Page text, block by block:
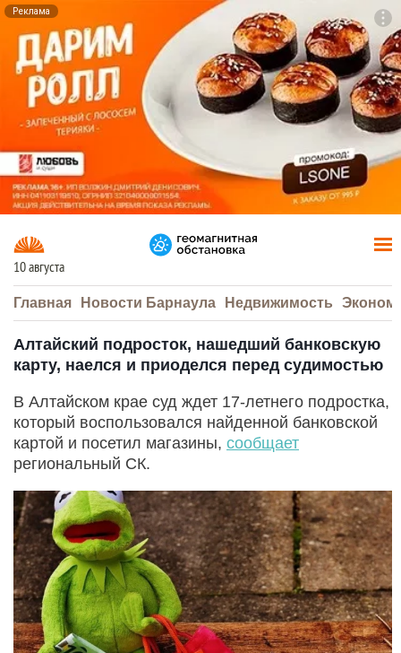
Реклама
10 августа
Главная Новости Барнаула Недвижимость
Алтайский подросток, нашедший банковскую
карту, наелся и приоделся перед судимостью
В Алтайском крае суд ждет 17-летнего подростка,
который воспользовался найденной банковской
картой и посетил магазины, сообщает
региональный СК.